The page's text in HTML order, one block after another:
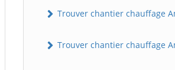
Trouver chantier chauffage
Trouver chantier chauffage